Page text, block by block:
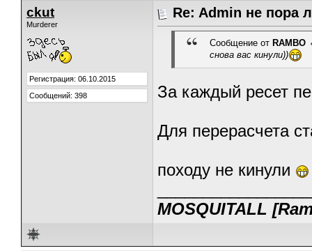
ckut
Murderer
Регистрация: 06.10.2015
Сообщений: 398
Re: Admin не пора
Сообщение от RAMBO
снова вас кинули))
За каждый ресет
Для перерасчета
походу не кинули
MOSQUITALL